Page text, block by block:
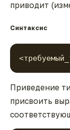
приводит
Синтаксис
Приведение
присвоить